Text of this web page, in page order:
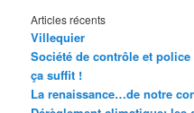
Articles récents
Villequier
Société de contrôle et
ça suffit !
La renaissance…de notre